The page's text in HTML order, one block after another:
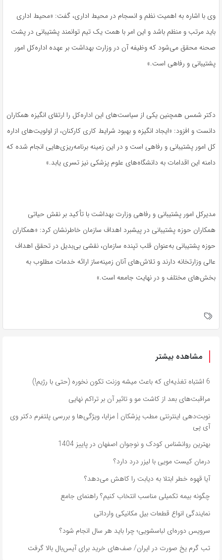
وی با اشاره به اهمیت نظم و انسجام در محیط اداری، گفت: «محیط اداری
باید مرتب و منظم باشد و این امر با همت یک تیم توانمند پشتیبانی در پشت
صحنه محقق می‌شود که وظیفه آن در وزارت بهداشت بر عهده اداره‌کل امور
پشتیبانی و رفاهی است.»
دکتر شمس همچنین یکی از سیاست‌های این اداره‌کل را ارتقای انگیزه همکاران
دانست و افزود: «ایجاد انگیزه و بهبود شرایط کاری کارکنان، از اولویت‌های اداره
کل امور پشتیبانی و رفاهی است و در این زمینه برنامه‌ریزی‌هایی انجام شده که
دامنه این اقدامات به دانشگاه‌های علوم پزشکی نیز تسری یابد.»
مدیرکل امور پشتیبانی و رفاهی وزارت بهداشت با تأکید بر نقش حیاتی
همکاران حوزه پشتیبانی در پیشبرد اهداف سازمان خاطرنشان کرد: «همکاران
حوزه پشتیبانی به‌عنوان قلب تپنده سازمان، نقشی بی‌بدیل در تحقق اهداف
عالی وزارتخانه دارند و تلاش‌های آنان زمینه‌ساز ارائه خدمات مطلوب به
بخش‌های مختلف و در نهایت جامعه است.»
مشاهده بیشتر
6 اشتباه تغذیه‌ای که باعث میشه وزنت تکون نخوره (حتی با رژیم!)
مراقبت‌های بعد از کاشت مو و تاثیر آن بر تراکم نهایی
نوبت‌دهی اینترنتی مطب پزشکان | مزایا، ویژگی‌ها و بررسی پلتفرم دکتر وی
آی پی
بهترین روانشناس کودک و نوجوان اصفهان در پاییز 1404
درمان کیست مویی با لیزر درد دارد؟
آیا قهوه خطر ابتلا به دیابت را کاهش می‌دهد؟
چگونه بیمه تکمیلی مناسب انتخاب کنیم؟ راهنمای جامع
نمایندگی انواع قطعات بیل مکانیکی وارداتی
سرویس دوره‌ای لباسشویی؛ چرا باید هر سال انجام شود؟
تب گرم یخ صورت در ایران/ صف‌های خرید برای آیس‌بال بالا گرفت